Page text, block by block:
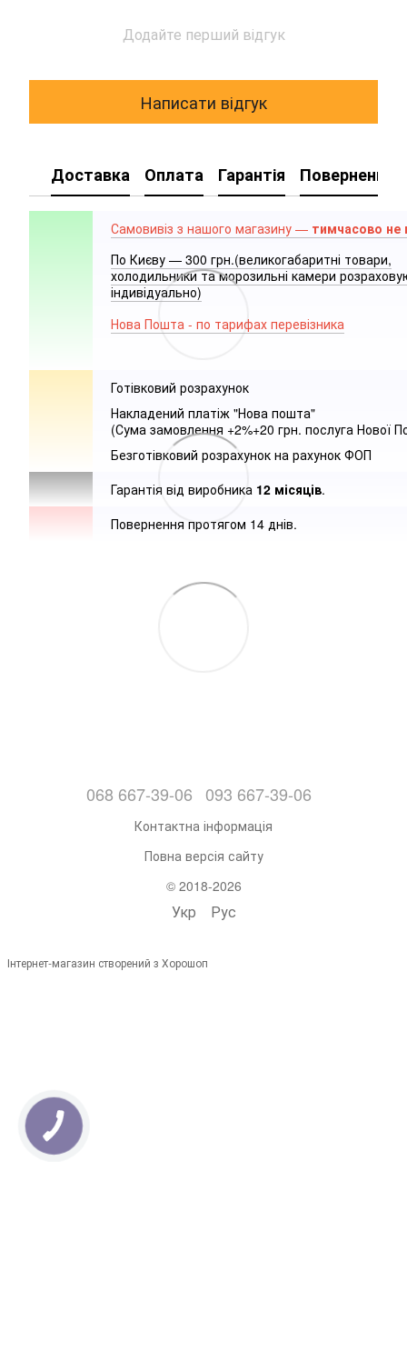
Додайте перший відгук
Написати відгук
Доставка Оплата Гарантія Повернення
Самовивіз з нашого магазину — тимчасово не
По Києву — 300 грн.(великогабаритні товари,
холодильники та морозильні камери
індивідуально)
Нова Пошта - по тарифах перевізника
Готівковий розрахунок
Накладений платіж "Нова пошта"
(Сума замовлення +2%+20 грн. послуга Нової
Безготівковий розрахунок на рахунок ФОП
Гарантія від виробника 12 місяців.
Повернення протягом 14 днів.
068 667-39-06 093 667-39-06
Контактна інформація
Повна версія сайту
© 2018-2026
Укр Рус
Інтернет-магазин створений з Хорошоп